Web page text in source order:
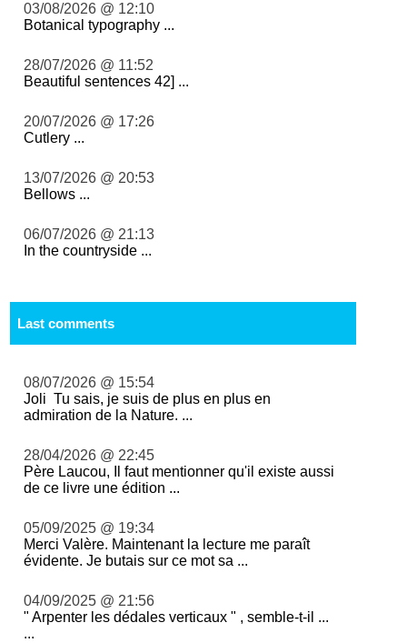
03/08/2026 @ 12:10
Botanical typography ...
28/07/2026 @ 11:52
Beautiful sentences 42] ...
20/07/2026 @ 17:26
Cutlery ...
13/07/2026 @ 20:53
Bellows ...
06/07/2026 @ 21:13
In the countryside ...
Last comments
08/07/2026 @ 15:54
Joli Tu sais, je suis de plus en plus en
admiration de la Nature. ...
28/04/2026 @ 22:45
Père Laucou, Il faut mentionner qu'il existe aussi
de ce livre une édition ...
05/09/2025 @ 19:34
Merci Valère. Maintenant la lecture me paraît
évidente. Je butais sur ce mot sa ...
04/09/2025 @ 21:56
" Arpenter les dédales verticaux " , semble-t-il ...
...